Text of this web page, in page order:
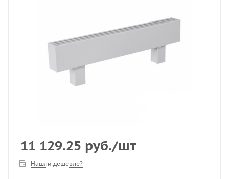
11 129.25 руб./шт
Нашли дешевле?